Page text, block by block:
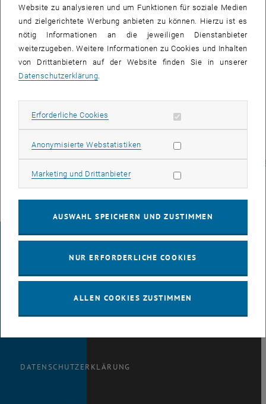
Interesse für
Chinesisch.
Nähere
Informationen zu
diesem
einmaligen
tu_college
chinesisch_fuer_technikerinnen_einfuehrung>cec.tuwien.ac.at/
IMPRESSUM
DATENSCHUTZERKLÄRUNG
Website zu analysieren und um Funktionen für soziale Medien
und zielgerichtete Werbung anbieten zu können. Hierzu ist es
nötig Informationen an die jeweiligen Dienstanbieter
weiterzugeben. Weitere Informationen zu Cookies und Inhalten
von Drittanbietern auf der Website finden Sie in unserer
Datenschutzerklärung
Erforderliche Cookies Erforderliche Cookies zulassen
Anonymisierte WebstatistikenStatistik Cookies zulassen
Marketing und DrittanbieterMarketing Cookies zulassen
AUSWAHL SPEICHERN UND ZUSTIMMEN
NUR ERFORDERLICHE COOKIES
ALLEN COOKIES ZUSTIMMEN